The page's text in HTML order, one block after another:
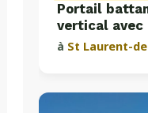
Portail
vertical avec
à St Laurent-